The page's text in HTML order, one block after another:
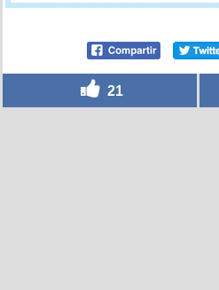
21